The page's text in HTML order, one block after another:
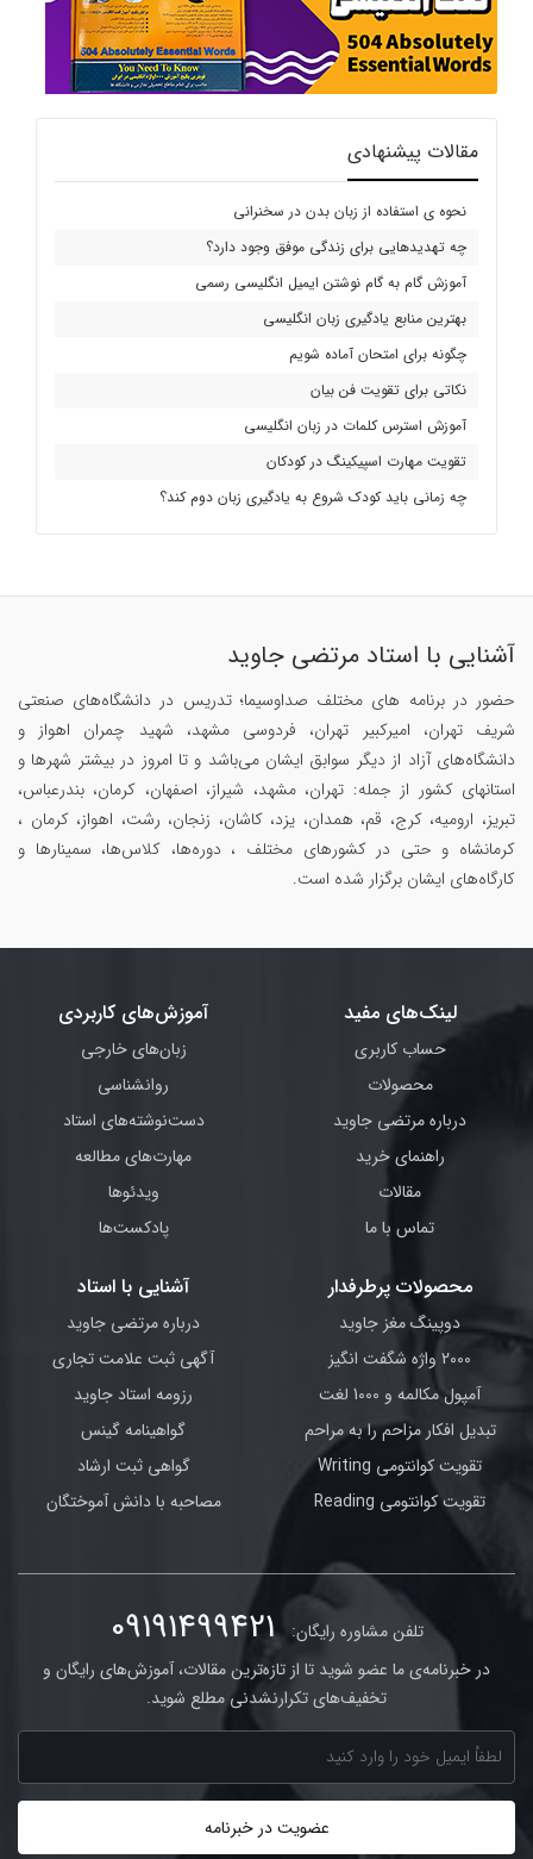
مقالات پیشنهادی
نحوه ی استفاده از زبان بدن در سخنرانی
چه تهدیدهایی برای زندگی موفق وجود دارد؟
آموزش گام به گام نوشتن ایمیل انگلیسی رسمی
بهترین منابع یادگیری زبان انگلیسی
چگونه برای امتحان آماده شویم
نکاتی برای تقویت فن بیان
آموزش استرس کلمات در زبان انگلیسی
تقویت مهارت اسپیکینگ در کودکان
چه زمانی باید کودک شروع به یادگیری زبان دوم کند؟
آشنایی با استاد مرتضی جاوید
حضور در برنامه های مختلف صداوسیما؛ تدریس در دانشگاه‌های صنعتی
شریف تهران، امیرکبیر تهران، فردوسی مشهد، شهید چمران اهواز و
دانشگاه‌های آزاد از دیگر سوابق ایشان می‌باشد و تا امروز در بیشتر شهرها و
استانهای کشور از جمله: تهران، مشهد، شیراز، اصفهان، کرمان، بندرعباس،
تبریز، ارومیه، کرج، قم، همدان، یزد، کاشان، زنجان، رشت، اهواز، کرمان ،
کرمانشاه و حتی در کشورهای مختلف ، دوره‌ها، کلاس‌ها، سمینار‌ها و
کارگاه‌های ایشان برگزار شده است.
لینک‌های مفید
حساب کاربری
محصولات
درباره مرتضی جاوید
راهنمای خرید
مقالات
تماس با ما
آموزش‌های کاربردی
زبان‌های خارجی
روانشناسی
دست‌نوشته‌های استاد
مهارت‌های مطالعه
ویدئوها
پادکست‌ها
محصولات پرطرفدار
دوپینگ مغز جاوید
2000 واژه شگفت انگیز
آمپول مکالمه و 1000 لغت
تبدیل افکار مزاحم را به مراحم
تقویت کوانتومی Writing
تقویت کوانتومی Reading
آشنایی با استاد
درباره مرتضی جاوید
آگهی ثبت علامت تجاری
رزومه استاد جاوید
گواهینامه گینس
گواهی ثبت ارشاد
مصاحبه با دانش آموختگان
تلفن مشاوره رایگان: 09191499421
در خبرنامه‌ی ما عضو شوید تا از تازه‌ترین مقالات، آموزش‌های رایگان و
تخفیف‌های تکرارنشدنی مطلع شوید.